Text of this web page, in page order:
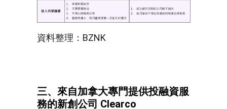
資料整理：BZNK
三、來自加拿大專門提供投融資服
務的新創公司 Clearco